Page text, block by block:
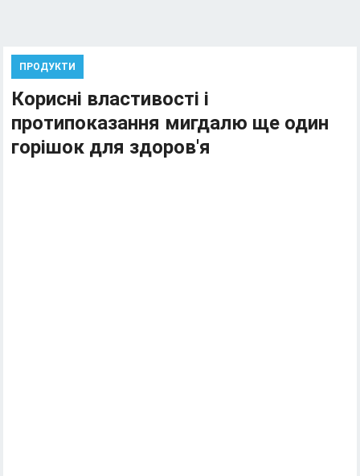
ПРОДУКТИ
Корисні властивості і
протипоказання мигдалю ще один
горішок для здоров'я